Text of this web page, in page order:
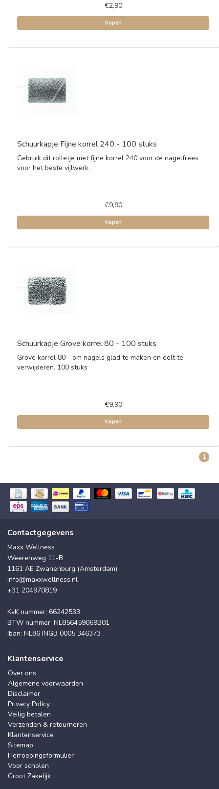
€2,90
Kopen
Schuurkapje Fijne korrel 240 - 100 stuks
Gebruik dit rolletje met fijne korrel 240 voor de nagelfrees
voor het beste vijlwerk.
€9,90
Kopen
Schuurkapje Grove korrel 80 - 100 stuks
Grove korrel 80 - om nagels glad te maken en eelt te
verwijderen. 100 stuks
€9,90
Kopen
1
Contactgegevens
Maxx Wellness
Weerenweg 11-B
1161 AE Zwanenburg (Amsterdam)
info@maxxwellness.nl
+31 204970819
KvK nummer: 66242533
BTW nummer: NL856459069B01
Iban: NL86 INGB 0005 346373
Klantenservice
Over ons
Algemene voorwaarden
Disclaimer
Privacy Policy
Veilig betalen
Verzenden & retourneren
Klantenservice
Sitemap
Herroepingsformulier
Voor scholen
Groot Zakelijk